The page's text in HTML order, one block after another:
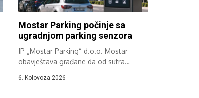
Mostar Parking počinje sa
ugradnjom parking senzora
JP „Mostar Parking“ d.o.o. Mostar
obavještava građane da od sutra
6. Kolovoza 2026.